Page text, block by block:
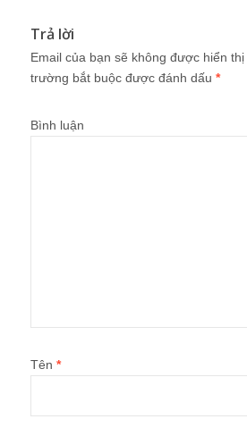
Trả lời
Email của bạn sẽ không được hiển thị
trường bắt buộc được đánh dấu *
Bình luận
Tên *